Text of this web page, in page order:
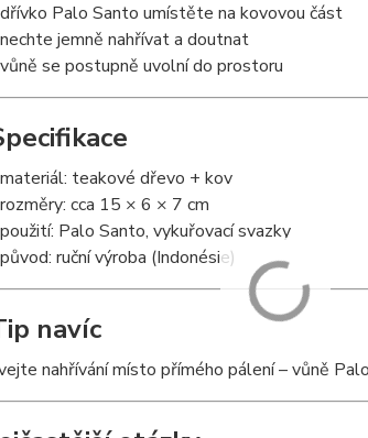
dřívko Palo Santo umístěte na kovovou část
nechte jemně nahřívat a doutnat
vůně se postupně uvolní do prostoru
materiál: teakové dřevo + kov
rozměry: cca 15 × 6 × 7 cm
použití: Palo Santo, vykuřovací svazky
původ: ruční výroba (Indonésie)
navíc
nahřívání místo přímého pálení – vůně